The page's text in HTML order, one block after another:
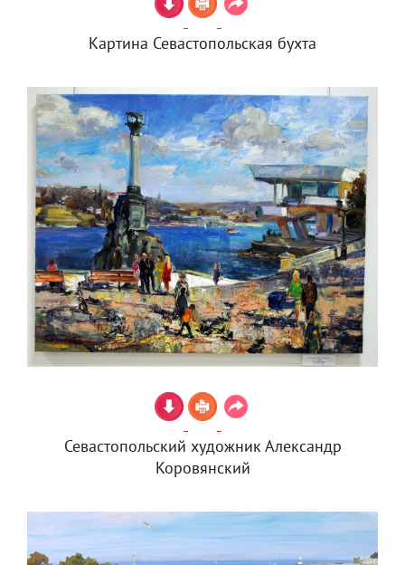
Картина Севастопольская бухта
Севастопольский художник Александр
Коровянский